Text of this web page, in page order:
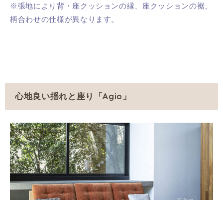
※張地により背・座クッションの縁、座クッションの裾、
柄合わせの仕様が異なります。
心地良い揺れと座り「Agio」